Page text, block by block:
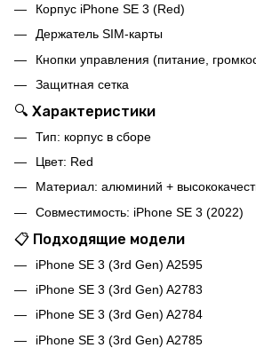
Корпус iPhone SE 3 (Red)
Держатель SIM-карты
Кнопки управления (питание,
Защитная сетка
🔍 Характеристики
Тип: корпус в сборе
Цвет: Red
Материал: алюминий +
Совместимость: iPhone SE 3 (2022)
📋 Подходящие модели
iPhone SE 3 (3rd Gen) A2595
iPhone SE 3 (3rd Gen) A2783
iPhone SE 3 (3rd Gen) A2784
iPhone SE 3 (3rd Gen) A2785